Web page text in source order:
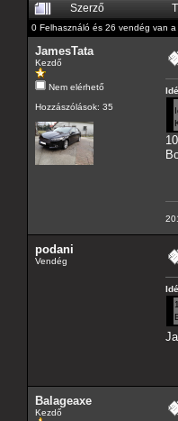
Szerző
0 Felhasználó és 26 vendég van a
JamesTata
Kezdő
Nem elérhető
Hozzászólások: 35
podani
Vendég
Balageaxe
Kezdő